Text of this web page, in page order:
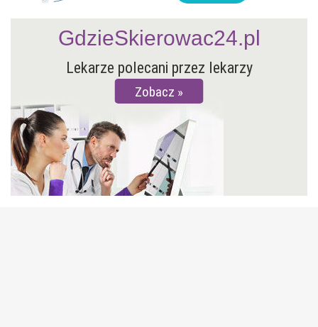
Lekarze polecani przez lekarzy
Zobacz
GdzieSkierowac24.pl